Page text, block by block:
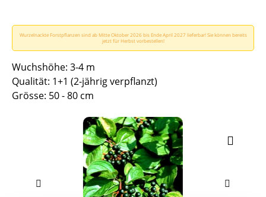
Wurzelnackte Forstpflanzen sind ab Mitte Oktober 2026 bis Ende April 2027 lieferbar! Sie können bereits
jetzt für Herbst vorbestellen!
Wuchshöhe: 3-4 m
Qualität: 1+1 (2-jährig verpflanzt)
Grösse: 50 - 80 cm